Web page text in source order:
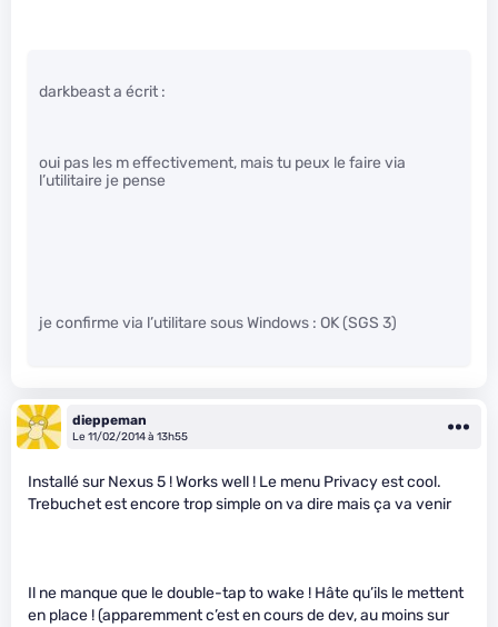
darkbeast a écrit :
oui pas les m effectivement, mais tu peux le faire via
l’utilitaire je pense
je confirme via l’utilitare sous Windows : OK (SGS 3)
dieppeman
Le 11/02/2014 à 13h55
Installé sur Nexus 5 ! Works well ! Le menu Privacy est cool.
Trebuchet est encore trop simple on va dire mais ça va venir
Il ne manque que le double-tap to wake ! Hâte qu’ils le mettent
en place ! (apparemment c’est en cours de dev, au moins sur